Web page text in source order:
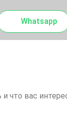
Whatsapp